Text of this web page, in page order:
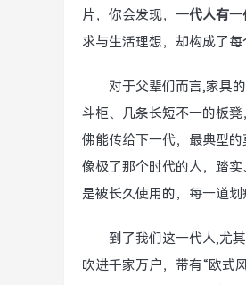
片，你会发现， 一代人有一
求与生活理想，却构成了每
对于父辈们而言,家具
斗柜、几条长短不一的板
佛能传给下一代，最典型
像极了那个时代的人，踏
是被长久使用的，每一道划
到了我们这一代人,尤
吹进千家万户，带有“欧式